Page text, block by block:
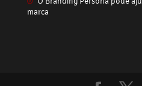
marca